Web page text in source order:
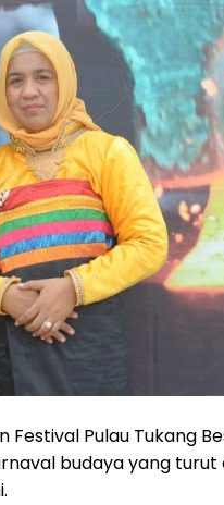
Festival Pulau Tukang
budaya yang